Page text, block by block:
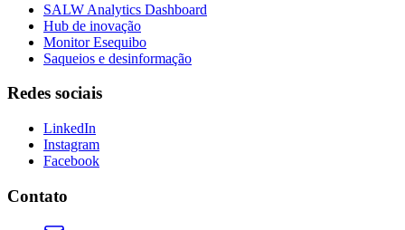
SALW Analytics Dashboard
Hub de inovação
Monitor Esequibo
Saqueios e desinformação
Redes sociais
LinkedIn
Instagram
Facebook
Contato